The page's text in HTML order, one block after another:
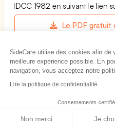
IDCC 1982 en suivant le lien
Le PDF gratuit
Les meilleures
collective Négoce
Respectez votre
SideCare utilise des cookies afin de
meilleure expérience possible. En
navigation, vous acceptez notre
Lire la politique de confidentialité
Consentements
Non merci Je